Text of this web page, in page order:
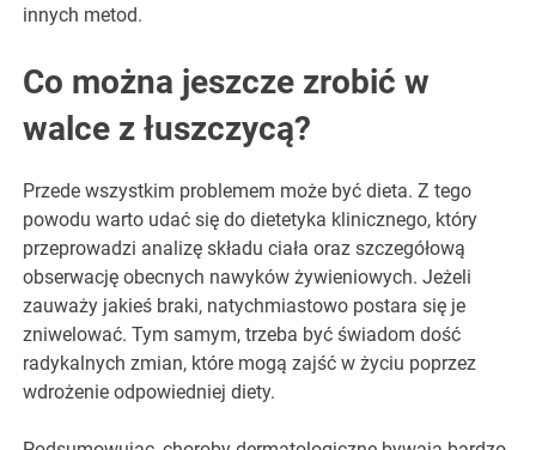
innych metod.
Co można jeszcze zrobić w
walce z łuszczycą?
Przede wszystkim problemem może być dieta. Z tego
powodu warto udać się do dietetyka klinicznego, który
przeprowadzi analizę składu ciała oraz szczegółową
obserwację obecnych nawyków żywieniowych. Jeżeli
zauważy jakieś braki, natychmiastowo postara się je
zniwelować. Tym samym, trzeba być świadom dość
radykalnych zmian, które mogą zajść w życiu poprzez
wdrożenie odpowiedniej diety.